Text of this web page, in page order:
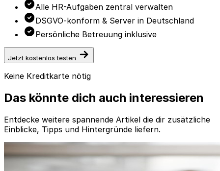
Alle HR-Aufgaben zentral verwalten
DSGVO-konform & Server in Deutschland
Persönliche Betreuung inklusive
Jetzt kostenlos testen
Keine Kreditkarte nötig
Das könnte dich auch interessieren
Entdecke weitere spannende Artikel die dir zusätzliche
Einblicke, Tipps und Hintergründe liefern.